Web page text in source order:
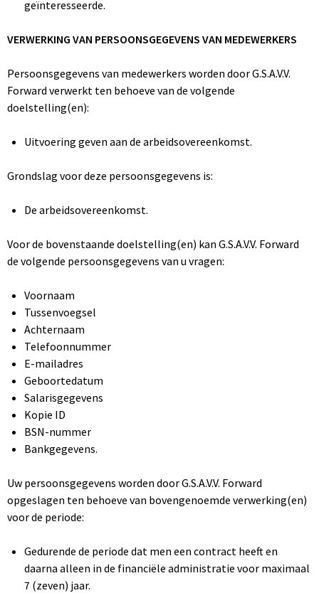
geïnteresseerde.
VERWERKING VAN PERSOONSGEGEVENS VAN MEDEWERKERS
Persoonsgegevens van medewerkers worden door G.S.A.V.V.
Forward verwerkt ten behoeve van de volgende
doelstelling(en):
Uitvoering geven aan de arbeidsovereenkomst.
Grondslag voor deze persoonsgegevens is:
De arbeidsovereenkomst.
Voor de bovenstaande doelstelling(en) kan G.S.A.V.V. Forward
de volgende persoonsgegevens van u vragen:
Voornaam
Tussenvoegsel
Achternaam
Telefoonnummer
E-mailadres
Geboortedatum
Salarisgegevens
Kopie ID
BSN-nummer
Bankgegevens.
Uw persoonsgegevens worden door G.S.A.V.V. Forward
opgeslagen ten behoeve van bovengenoemde verwerking(en)
voor de periode:
Gedurende de periode dat men een contract heeft en
daarna alleen in de financiële administratie voor maximaal
7 (zeven) jaar.